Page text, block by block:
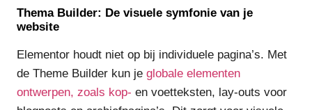
Thema Builder: De visuele symfonie van je
website
Elementor houdt niet op bij individuele pagina’s. Met
de Theme Builder kun je globale elementen
ontwerpen, zoals kop- en voetteksten, lay-outs voor